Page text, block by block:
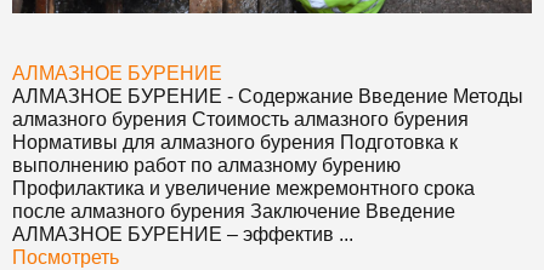
АЛМАЗНОЕ БУРЕНИЕ
АЛМАЗНОЕ БУРЕНИЕ - Содержание Введение Методы
алмазного бурения Стоимость алмазного бурения
Нормативы для алмазного бурения Подготовка к
выполнению работ по алмазному бурению
Профилактика и увеличение межремонтного срока
после алмазного бурения Заключение Введение
АЛМАЗНОЕ БУРЕНИЕ – эффектив ...
Посмотреть